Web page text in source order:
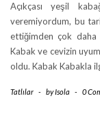
Açıkçası yeşil
veremiyordum, bu
ettiğimden çok daha
Kabak ve cevizin
oldu. Kabak Kabakla
Tatlılar - byIsola - 0